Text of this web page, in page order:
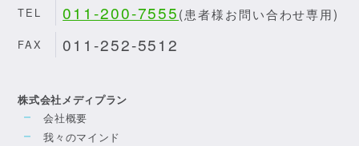
TEL
011-200-7555(患者様お問い合わせ専用)
FAX 011-252-5512
株式会社メディプラン
会社概要
我々のマインド